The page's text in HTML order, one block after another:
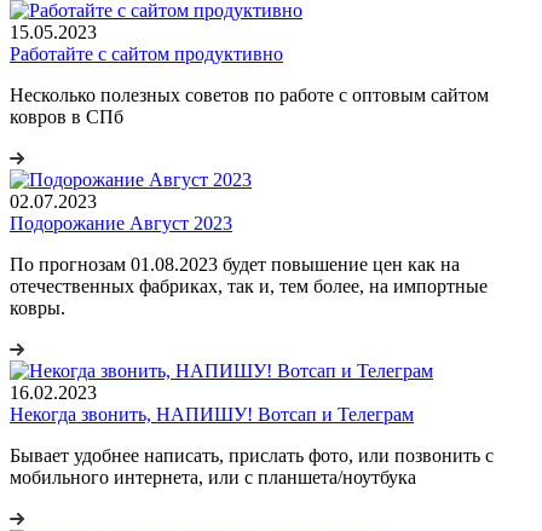
15.05.2023
Работайте с сайтом продуктивно
Несколько полезных советов по работе с оптовым сайтом
ковров в СПб
02.07.2023
Подорожание Август 2023
По прогнозам 01.08.2023 будет повышение цен как на
отечественных фабриках, так и, тем более, на импортные
ковры.
16.02.2023
Некогда звонить, НАПИШУ! Вотсап и Телеграм
Бывает удобнее написать, прислать фото, или позвонить с
мобильного интернета, или с планшета/ноутбука